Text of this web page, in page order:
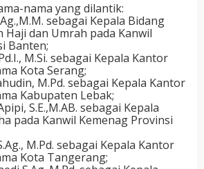
nama yang dilantik:
sebagai Kepala Bidang
Haji dan Umrah pada Kanwil
Banten;
M.Si. sebagai Kepala Kantor
Kota Serang;
M.Pd. sebagai Kepala Kantor
Kabupaten Lebak;
S.E.,M.AB. sebagai Kepala
pada Kanwil Kemenag Provinsi
M.Pd. sebagai Kepala Kantor
Kota Tangerang;